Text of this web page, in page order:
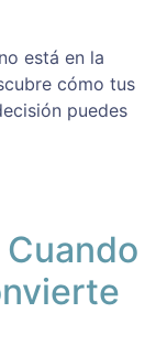
está en la
cómo tus
puedes